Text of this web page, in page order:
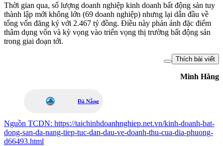
Thời gian qua, số lượng doanh nghiệp kinh doanh bất động sản tuy
thành lập mới không lớn (69 doanh nghiệp) nhưng lại dẫn đầu về
tổng vốn đăng ký với 2.467 tỷ đồng. Điều này phản ánh đặc điểm
thâm dụng vốn và kỳ vọng vào triển vọng thị trường bất động sản
trong giai đoạn tới.
Thích bài viết
Minh Hằng
Đà Nẵng
Nguồn TCDN: https://taichinhdoanhnghiep.net.vn/kinh-doanh-bat-
dong-san-da-nang-tiep-tuc-dan-dau-ve-doanh-thu-cua-dia-phuong-
d66493.html